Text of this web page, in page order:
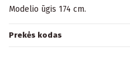
Modelio ūgis 174 cm.
Prekės kodas